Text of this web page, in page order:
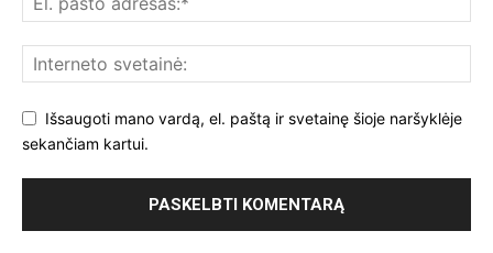
Išsaugoti mano vardą, el. paštą ir svetainę šioje naršyklėje
sekančiam kartui.